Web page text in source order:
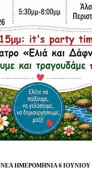
ΝΕΑ ΗΜΕΡΟΜΗΝΙΑ 6 ΙΟΥΝΙΟΥ